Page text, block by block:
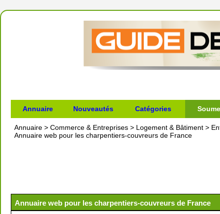
Annuaire Nouveautés Catégories
Annuaire > Commerce & Entreprises > Logement & Bâtiment >
Annuaire web pour les charpentiers-couvreurs de France
Annuaire web pour les charpentiers-couvreurs de France